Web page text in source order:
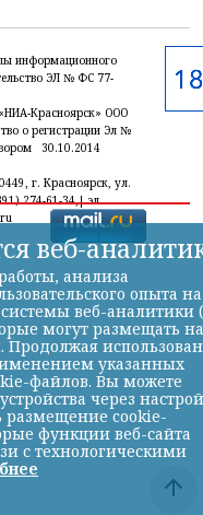
информационного
ЭЛ № ФС 77-
Красноярск» ООО
о регистрации Эл №
30.10.2014
г. Красноярск, ул.
274-61-34,| эл.
веб-
анализа
опыта на
системы веб-аналитики
могут размещать на
указанных
файлов. Вы можете
через
размещение cookie-
функции веб-сайта
с технологическими